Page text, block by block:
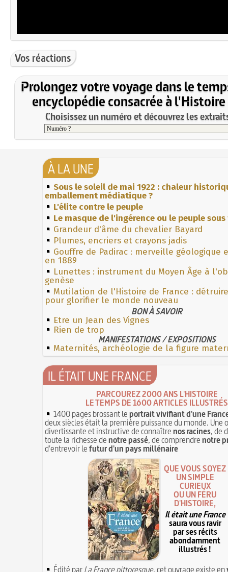
Vos réactions
Prolongez votre voyage dans le
encyclopédie consacrée à l'Histoire
Choisissez un numéro et découvrez les
À LA UNE
Sous le soleil de mai 1922 : chaleur
emballement médiatique ?
L'élite contre le peuple
Le masque de l'ingérence ou le peuple
Grandeur d'âme du chevalier Bayard
Plumes, encriers et crayons jadis
Gouffre de Padirac : merveille géologique
en 1889
Lunettes : instrument du Moyen Âge à
genèse
Mutilation de l'Histoire de France :
pour glorifier le monde nouveau
BON À SAVOIR
Etre un Jean des Vignes
Rien de trop
MANIFESTATIONS / EXPOSITIONS
Maternités, archéologie de la figure
IL ÉTAIT UNE FRANCE
PARCOUREZ 2000 ANS L'HISTOIRE
LE TEMPS DE 1600 ARTICLES ILLUSTRÉS
1400 pages brossant leportrait vivifiant d'une
deux siècles était la première puissance du monde. Une
divertissante et instructive de connaîtrenos racines, de
toute la richesse denotre passé, de comprendrenotre
d'entrevoir lefutur d'un pays millénaire
QUE VOUS SOYEZ
UN SIMPLE
CURIEUX
OU UN FÉRU
D'HISTOIRE,
Il était une France
saura vous ravir
par ses récits
abondamment
illustrés !
Édité parLa France pittoresque, cet ouvrage existe en